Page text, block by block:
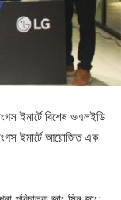
ইমার্টে বিশেষ ওএলইডি
ইমার্টে আয়োজিত এক